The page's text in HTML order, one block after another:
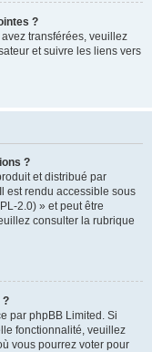
?
transférées, veuillez
et suivre les liens vers
?
et distribué par
est rendu accessible sous
2.0) » et peut être
consulter la rubrique
?
par phpBB Limited. Si
fonctionnalité, veuillez
vous pourrez voter pour